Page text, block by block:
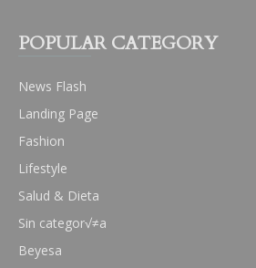
POPULAR CATEGORY
News Flash
Landing Page
Fashion
Lifestyle
Salud & Dieta
Sin categor√≠a
Beyesa